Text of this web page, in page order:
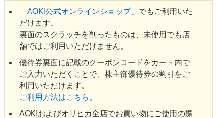
「AOKI公式オンラインショップ」 でもご利用いた
だけます。
裏面のスクラッチを削ったものは、未使用でも店
舗ではご利用いただけません。
優待券裏面に記載のクーポンコードをカート内で
ご入力いただくことで、株主御優待券の割引をご
利用いただけます。
ご利用方法はこちら。
AOKIおよびオリヒカ全店でお買い物にご使用の際